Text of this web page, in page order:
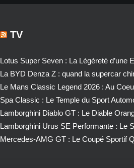
TV
Lotus Super Seven : La Légèreté d’une
La BYD Denza Z : quand la supercar
Le Mans Classic Legend 2026 : Au
Spa Classic : Le Temple du Sport
Lamborghini Diablo GT : Le Diable
Lamborghini Urus SE Performante : Le
Mercedes-AMG GT : Le Coupé Sportif